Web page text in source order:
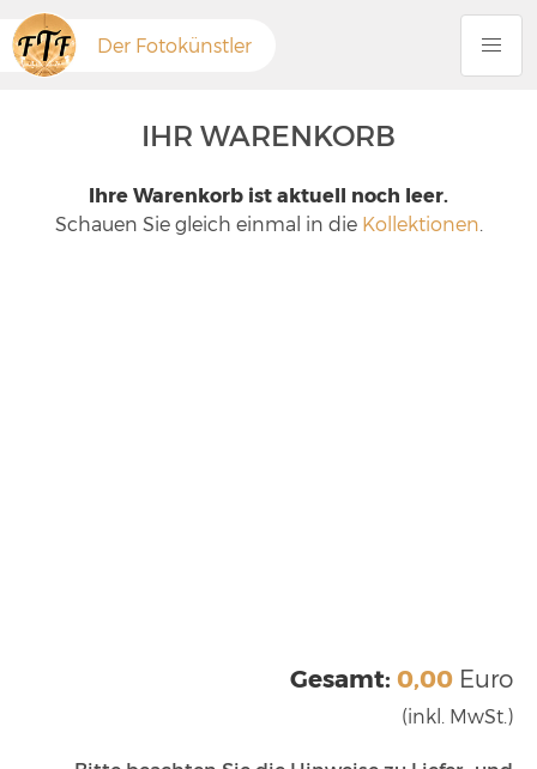
Der Fotokünstler
IHR WARENKORB
Ihre Warenkorb ist aktuell noch leer.
Schauen Sie gleich einmal in die Kollektionen
Gesamt: 0,00 Euro
(inkl. MwSt.)